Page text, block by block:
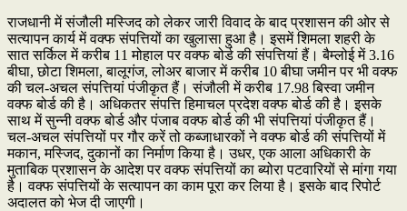
राजधानी में संजौली मस्जिद को लेकर जारी विवाद के बाद प्रशासन की ओर से
सत्यापन कार्य में वक्फ संपत्तियों का खुलासा हुआ है। इसमें शिमला शहरी के
सात सर्किल में करीब 11 मोहाल पर वक्फ बोर्ड की संपत्तियां हैं। बैम्लोई में 3.16
बीघा, छोटा शिमला, बालूगंज, लोअर बाजार में करीब 10 बीघा जमीन पर भी वक्फ
की चल-अचल संपत्तियां पंजीकृत हैं। संजौली में करीब 17.98 बिस्वा जमीन
वक्फ बोर्ड की है। अधिकतर संपत्ति हिमाचल प्रदेश वक्फ बोर्ड की है। इसके
साथ में सुन्नी वक्फ बोर्ड और पंजाब वक्फ बोर्ड की भी संपत्तियां पंजीकृत हैं।
चल-अचल संपत्तियों पर गौर करें तो कब्जाधारकों ने वक्फ बोर्ड की संपत्तियों में
मकान, मस्जिद, दुकानों का निर्माण किया है। उधर, एक आला अधिकारी के
मुताबिक प्रशासन के आदेश पर वक्फ संपत्तियों का ब्योरा पटवारियों से मांगा गया
है। वक्फ संपत्तियों के सत्यापन का काम पूरा कर लिया है। इसके बाद रिपोर्ट
अदालत को भेज दी जाएगी।